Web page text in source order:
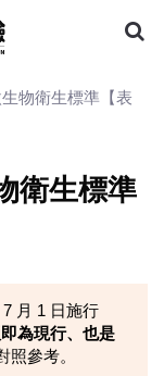
物衛生標準【表
衛生標準
月 1 日施行
為現行、也是
照參考。